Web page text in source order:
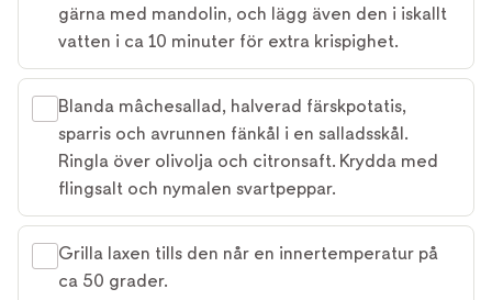
gärna med mandolin, och lägg även den i iskallt
vatten i ca 10 minuter för extra krispighet.
Blanda mâchesallad, halverad färskpotatis,
sparris och avrunnen fänkål i en salladsskål.
Ringla över olivolja och citronsaft. Krydda med
flingsalt och nymalen svartpeppar.
Grilla laxen tills den når en innertemperatur på
ca 50 grader.